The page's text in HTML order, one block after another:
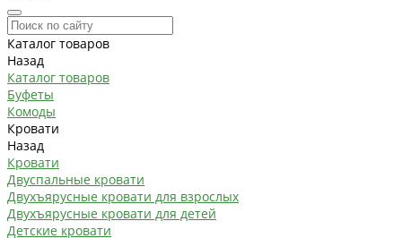
Каталог товаров
Назад
Каталог товаров
Буфеты
Комоды
Кровати
Назад
Кровати
Двуспальные кровати
Двухъярусные кровати для взрослых
Двухъярусные кровати для детей
Детские кровати